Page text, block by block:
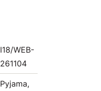
I18/WEB-
261104
Pyjama,